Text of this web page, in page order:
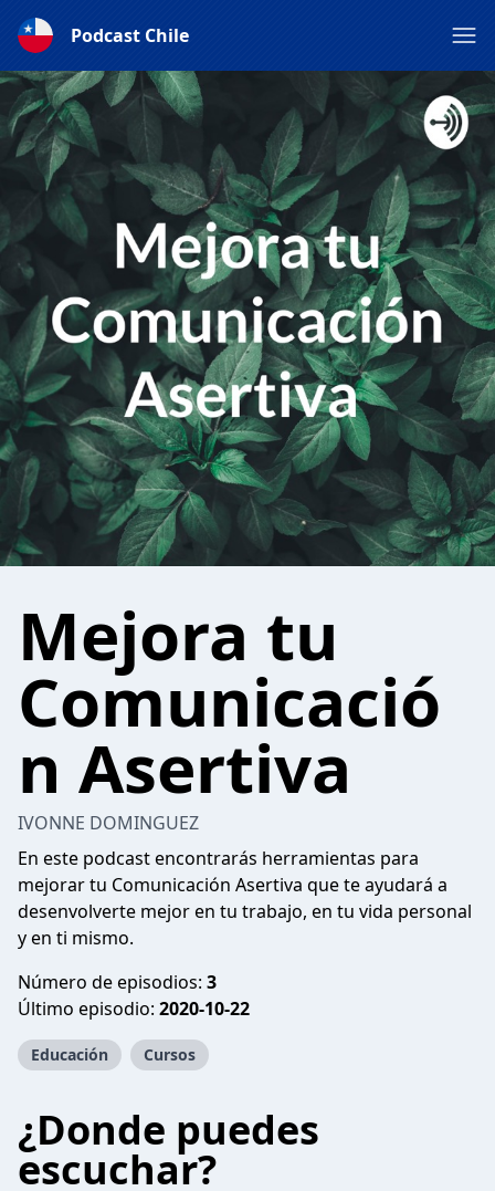
Podcast Chile
Mejora tu
Comunicació
n Asertiva
IVONNE DOMINGUEZ
En este podcast encontrarás herramientas para
mejorar tu Comunicación Asertiva que te ayudará a
desenvolverte mejor en tu trabajo, en tu vida personal
y en ti mismo.
Número de episodios: 3
Último episodio: 2020-10-22
Educación Cursos
¿Donde puedes
escuchar?